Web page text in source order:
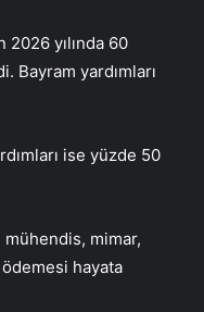
yılında 60
Bayram yardımları
ise yüzde 50
mühendis, mimar,
hayata